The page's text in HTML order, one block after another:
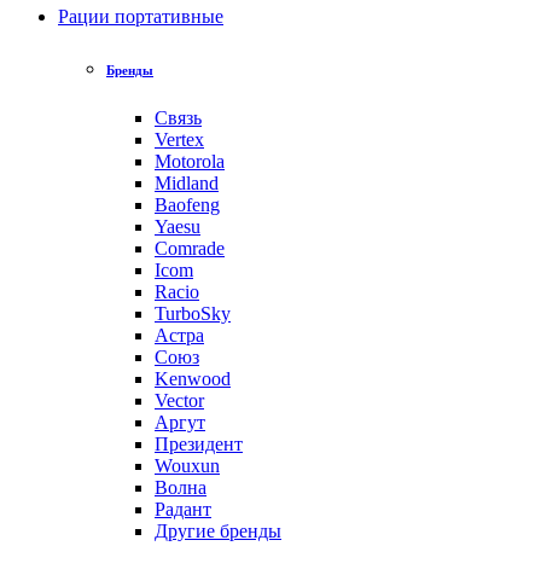
Рации портативные
Бренды
Связь
Vertex
Motorola
Midland
Baofeng
Yaesu
Comrade
Icom
Racio
TurboSky
Астра
Союз
Kenwood
Vector
Аргут
Президент
Wouxun
Волна
Радант
Другие бренды